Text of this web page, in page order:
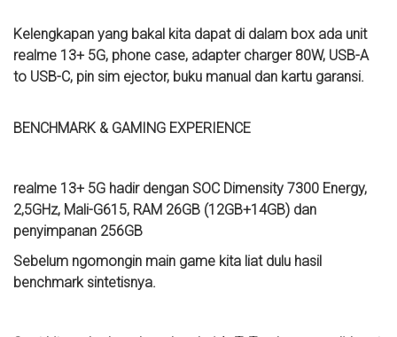
Kelengkapan yang bakal kita dapat di dalam box ada unit
realme 13+ 5G, phone case, adapter charger 80W, USB-A
to USB-C, pin sim ejector, buku manual dan kartu garansi.
BENCHMARK & GAMING EXPERIENCE
realme 13+ 5G hadir dengan SOC Dimensity 7300 Energy,
2,5GHz, Mali-G615, RAM 26GB (12GB+14GB) dan
penyimpanan 256GB
Sebelum ngomongin main game kita liat dulu hasil
benchmark sintetisnya.